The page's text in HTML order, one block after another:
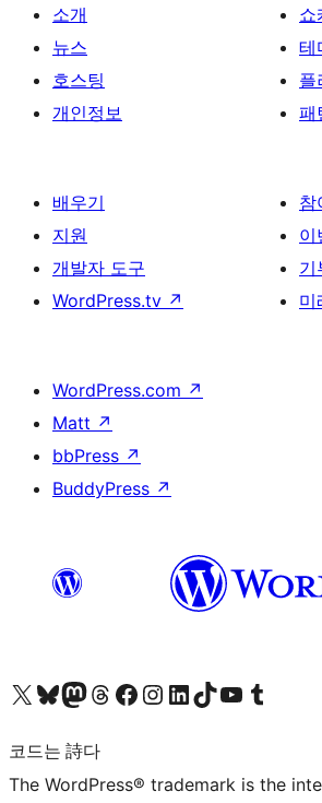
소개
뉴스
호스팅
개인정보
쇼
테
플
패
배우기
지원
개발자 도구
WordPress.tv ↗
참
이
기
미
WordPress.com ↗
Matt ↗
bbPress ↗
BuddyPress ↗
X(이전 트위터) 계정 방문하기블루스카이 계정 방문하기마스토돈 계정 방문하기스레드 계정 방문하기 페이스북 페이지 방문하기인스타그램 계정 방문하기 LinkedIn 계정 방문하기틱톡 계정 방문하기유튜브 채널 방문하기 텀블러 계정 방문하기
코드는 詩다
The WordPress® trademark is the